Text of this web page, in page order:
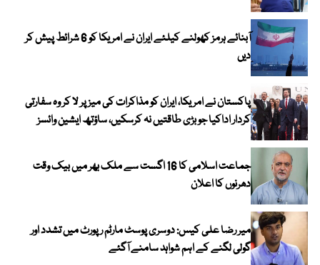
آبنائے ہرمز کھولنے کیلئے ایران نے امریکا کو 6 شرائط پیش کر
دیں
پاکستان نے امریکا، ایران کو مذاکرات کی میز پر لا کر وہ سفارتی
کردار اداکیا جو بڑی طاقتیں نہ کرسکیں، ساؤتھ ایشین وائسز
جماعت اسلامی کا 16 اگست سے ملک بھر میں بیک وقت
دھرنوں کا اعلان
میر رضا علی کیس: دوسری پوسٹ مارٹم رپورٹ میں تشدد اور
گولی لگنے کے اہم شواہد سامنے آگئے